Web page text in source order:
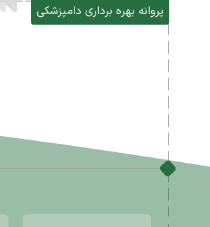
پروانه بهره برداری دامپزشکی